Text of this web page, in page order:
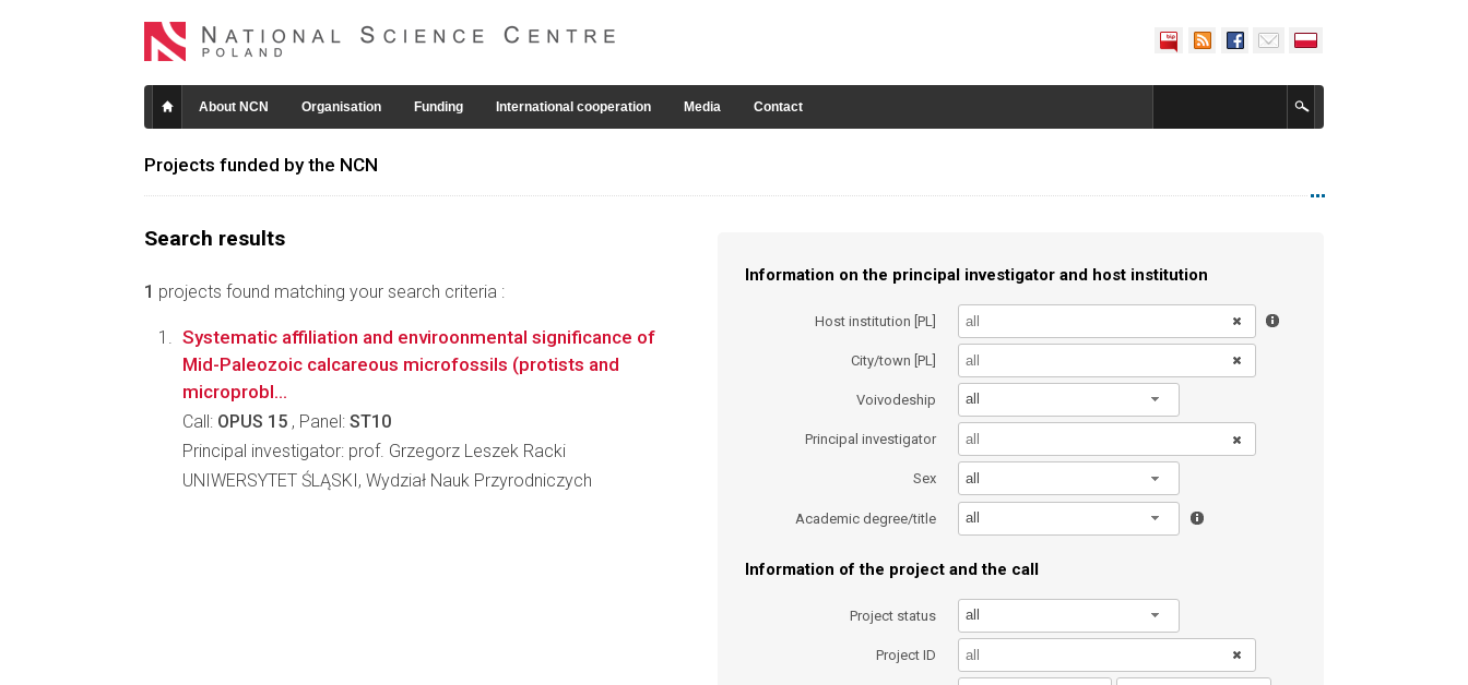
About NCN Organisation Funding International cooperation Media Contact
Projects funded by the NCN
Search results
1 projects found matching your search criteria :
Information on the principal investigator and host institution
Host institution [PL]
City/town [PL]
Voivodeship all
Principal investigator
Sex all
Academic degree/title all
Information of the project and the call
Project status all
Project ID
Systematic affiliation and enviroonmental significance of
Mid-Paleozoic calcareous microfossils (protists and
microprobl...
Call: OPUS 15 , Panel: ST10
Principal investigator: prof. Grzegorz Leszek Racki
UNIWERSYTET ŚLĄSKI, Wydział Nauk Przyrodniczych